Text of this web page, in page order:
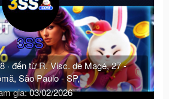
3SS
·đến từR. Visc. de Magé, 27 -
São Paulo - SP,
gia 03/02/2026